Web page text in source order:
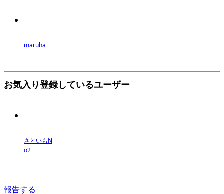
maruha
お気入り登録しているユーザー
さといもN
o2
報告する